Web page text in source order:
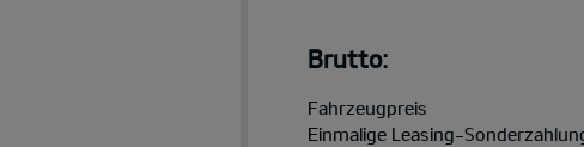
Brutto:
Fahrzeugpreis
Einmalige Leasing-